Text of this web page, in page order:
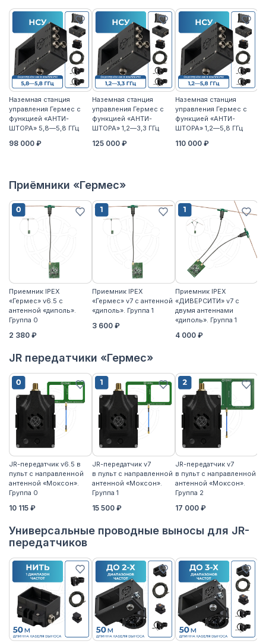
Наземная станция
управления Гермес с
функцией «АНТИ-
ШТОРА» 5,8—5,8 ГГц
98 000 ₽
Наземная станция
управления Гермес с
функцией «АНТИ-
ШТОРА» 1,2—3,3 ГГц
125 000 ₽
Наземная станция
управления Гермес с
функцией «АНТИ-
ШТОРА» 1,2—5,8 ГГц
110 000 ₽
Приёмники «Гермес»
Приемник IPEX
«Гермес» v6.5 с
антенной «диполь».
Группа 0
2 380 ₽
Приемник IPEX
«Гермес» v7 с антенной
«диполь». Группа 1
3 600 ₽
Приемник IPEX
«ДИВЕРСИТИ» v7 с
двумя антеннами
«диполь». Группа 1
4 000 ₽
JR передатчики «Гермес»
JR-передатчик v6.5 в
пульт с направленной
антенной «Моксон».
Группа 0
10 115 ₽
JR-передатчик v7
в пульт с направленной
антенной «Моксон».
Группа 1
15 500 ₽
JR-передатчик v7
в пульт с направленной
антенной «Моксон».
Группа 2
17 000 ₽
Универсальные проводные выносы для JR-
передатчиков